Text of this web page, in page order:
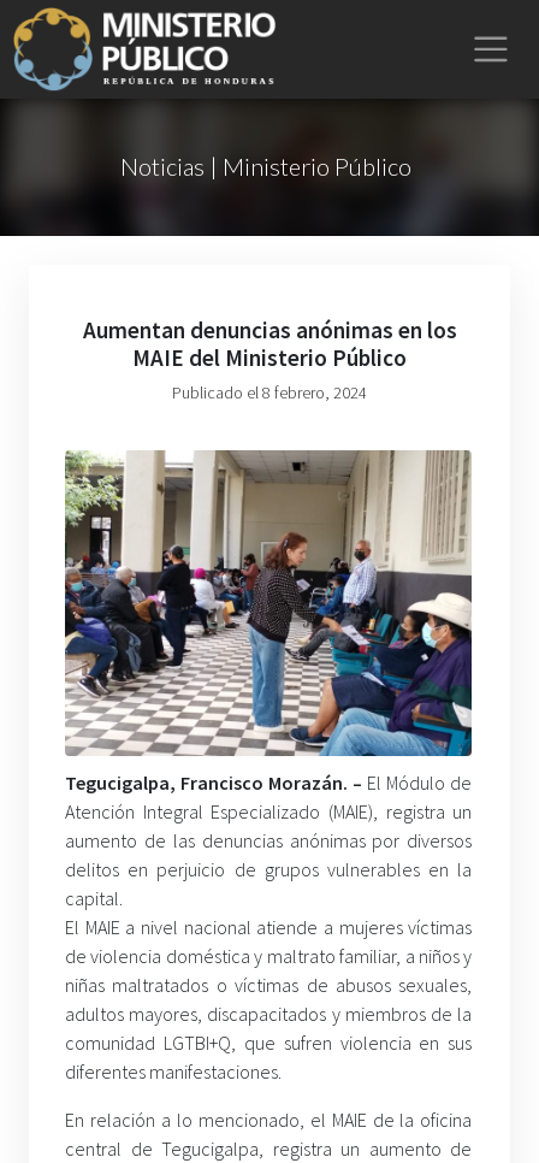
Noticias | Ministerio Público
Aumentan denuncias anónimas en los
MAIE del Ministerio Público
Publicado el 8 febrero, 2024
Tegucigalpa, Francisco Morazán. – El Módulo de
Atención Integral Especializado (MAIE), registra un
aumento de las denuncias anónimas por diversos
delitos en perjuicio de grupos vulnerables en la
capital.
El MAIE a nivel nacional atiende a mujeres víctimas
de violencia doméstica y maltrato familiar, a niños y
niñas maltratados o víctimas de abusos sexuales,
adultos mayores, discapacitados y miembros de la
comunidad LGTBI+Q, que sufren violencia en sus
diferentes manifestaciones.
En relación a lo mencionado, el MAIE de la oficina
central de Tegucigalpa, registra un aumento de